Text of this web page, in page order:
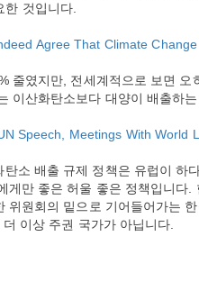
것입니다.
Agree That Climate
줄였지만, 전세계적으로 보면
이산화탄소보다 대양이 배출하
Speech, Meetings With World
소 배출 규제 정책은 유럽이 하
게만 좋은 허울 좋은 정책입니다
위원회의 밑으로 기어들어가는
이상 주권 국가가 아닙니다.